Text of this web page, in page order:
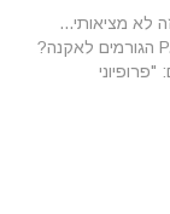
לא מציאותי...
הפצעים נעלמים...מה קורה עם החיידקים P.ACNE הגורמים לאקנה?